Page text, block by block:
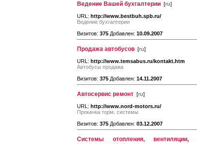
Ведение Вашей бухгалтерии [ru]
URL: http://www.bestbuh.spb.ru/
Ведение бухгалтерии
Визитов: 375 Добавлен: 10.09.2007
Продажа автобусов [ru]
URL: http://www.temsabus.ru/kontakt.htm
Автобусы продажа
Визитов: 375 Добавлен: 14.11.2007
Автосервис ремонт [ru]
URL: http://www.nord-motors.ru/
Прокачка торм. системы
Визитов: 375 Добавлен: 03.12.2007
Cистемы отопления, вентиляции,